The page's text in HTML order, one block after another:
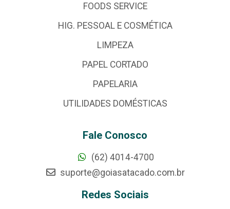
FOODS SERVICE
HIG. PESSOAL E COSMÉTICA
LIMPEZA
PAPEL CORTADO
PAPELARIA
UTILIDADES DOMÉSTICAS
Fale Conosco
(62) 4014-4700
suporte@goiasatacado.com.br
Redes Sociais